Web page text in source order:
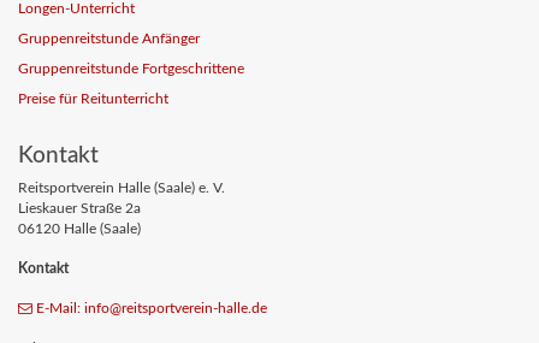
Longen-Unterricht
Gruppenreitstunde Anfänger
Gruppenreitstunde Fortgeschrittene
Preise für Reitunterricht
Kontakt
Reitsportverein Halle (Saale) e. V.
Lieskauer Straße 2a
06120 Halle (Saale)
Kontakt
E-Mail: info@reitsportverein-halle.de